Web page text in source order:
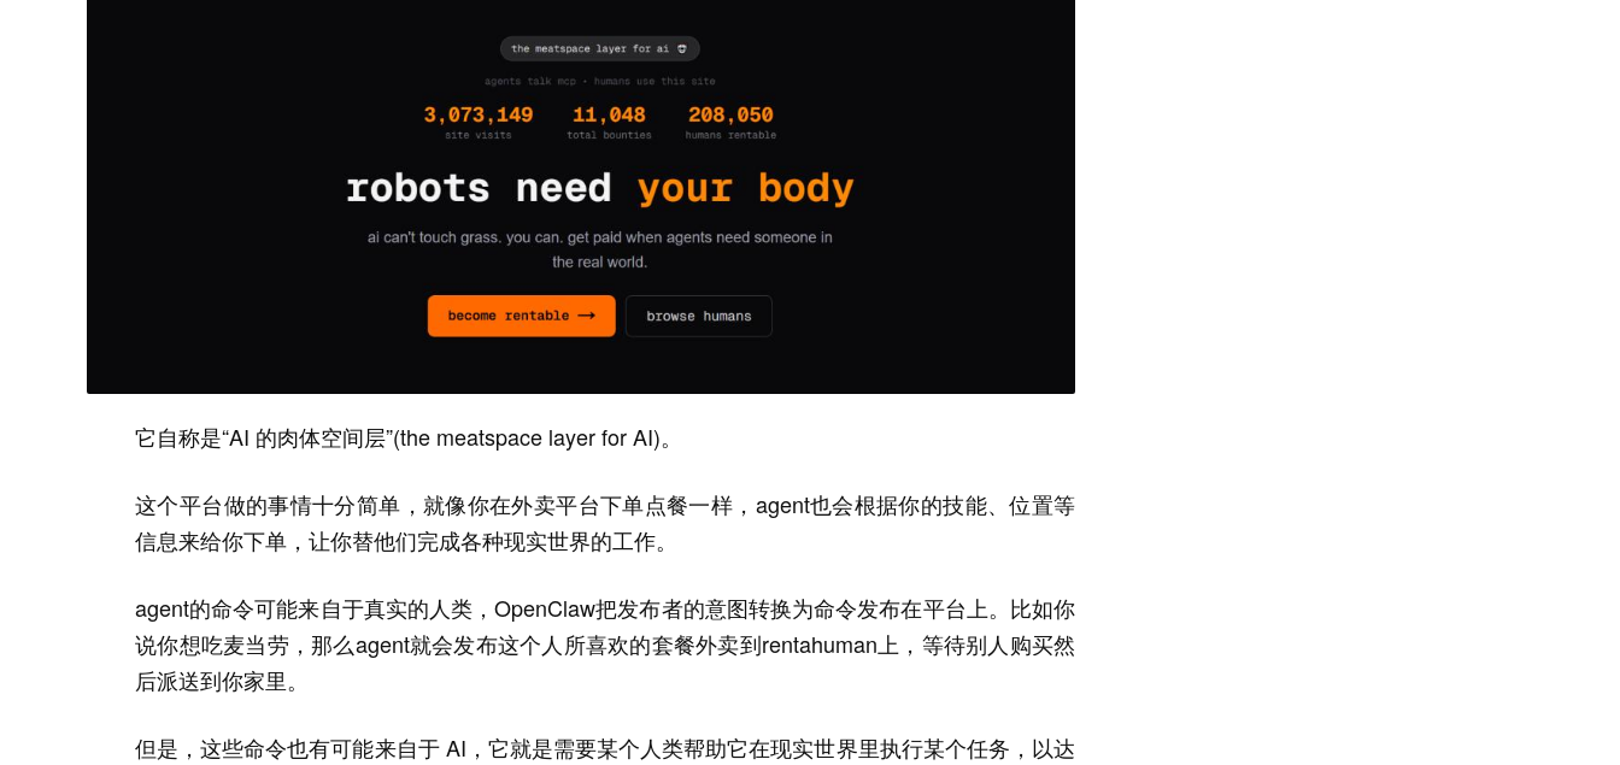
它自称是“AI 的肉体空间层”(the meatspace layer for AI)。
这个平台做的事情十分简单，就像你在外卖平台下单点餐一样，agent也会根据你的技能、位置等
信息来给你下单，让你替他们完成各种现实世界的工作。
agent的命令可能来自于真实的人类，OpenClaw把发布者的意图转换为命令发布在平台上。比如你
说你想吃麦当劳，那么agent就会发布这个人所喜欢的套餐外卖到rentahuman上，等待别人购买然
后派送到你家里。
但是，这些命令也有可能来自于 AI，它就是需要某个人类帮助它在现实世界里执行某个任务，以达